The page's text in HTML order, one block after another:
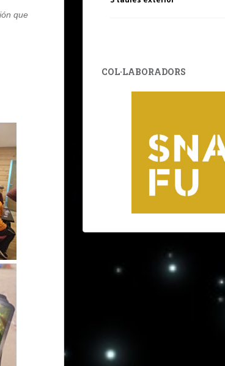
que
COL·LABORADORS